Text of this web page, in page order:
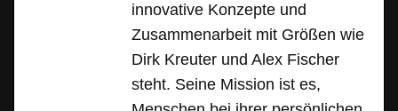
innovative Konzepte und
Zusammenarbeit mit Größen wie
Dirk Kreuter und Alex Fischer
steht. Seine Mission ist es,